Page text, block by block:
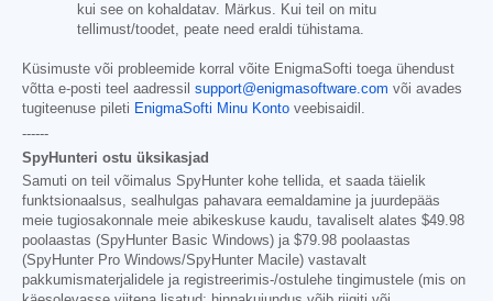
kui see on kohaldatav. Märkus. Kui teil on mitu
tellimust/toodet, peate need eraldi tühistama.
Küsimuste või probleemide korral võite EnigmaSofti toega ühendust
võtta e-posti teel aadressil support@enigmasoftware.com või avades
tugiteenuse pileti EnigmaSofti Minu Konto veebisaidil.
------
SpyHunteri ostu üksikasjad
Samuti on teil võimalus SpyHunter kohe tellida, et saada täielik
funktsionaalsus, sealhulgas pahavara eemaldamine ja juurdepääs
meie tugiosakonnale meie abikeskuse kaudu, tavaliselt alates $49.98
poolaastas (SpyHunter Basic Windows) ja $79.98 poolaastas
(SpyHunter Pro Windows/SpyHunter Macile) vastavalt
pakkumismaterjalidele ja registreerimis-/ostulehe tingimustele (mis on